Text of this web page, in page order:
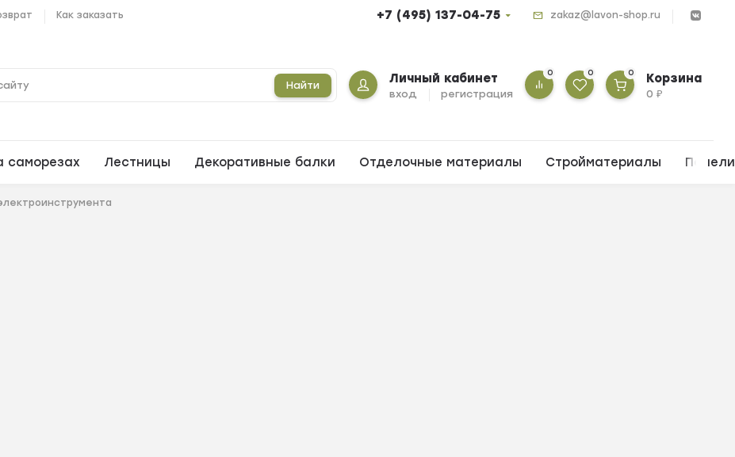
Как заказать +7 (495) 137-04-75 zakaz@lavon-shop.ru
Найти Личный кабинет
вход регистрация
0 0 0 Корзина
0₽
саморезах Лестницы Декоративные балки Отделочные материалы Стройматериалы